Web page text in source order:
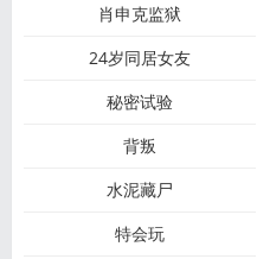
肖申克监狱
24岁同居女友
秘密试验
背叛
水泥藏尸
特会玩